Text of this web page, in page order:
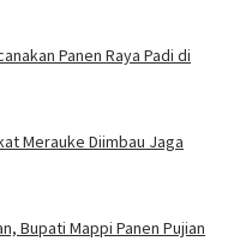
Panen Raya Padi di
Merauke Diimbau Jaga
Bupati Mappi Panen Pujian